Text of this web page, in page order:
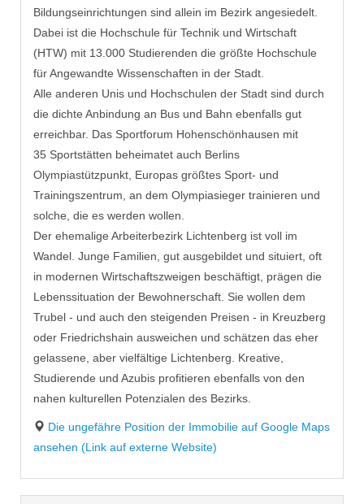
Bildungseinrichtungen sind allein im Bezirk angesiedelt.
Dabei ist die Hochschule für Technik und Wirtschaft
(HTW) mit 13.000 Studierenden die größte Hochschule
für Angewandte Wissenschaften in der Stadt.
Alle anderen Unis und Hochschulen der Stadt sind durch
die dichte Anbindung an Bus und Bahn ebenfalls gut
erreichbar. Das Sportforum Hohenschönhausen mit
35 Sportstätten beheimatet auch Berlins
Olympiastützpunkt, Europas größtes Sport- und
Trainingszentrum, an dem Olympiasieger trainieren und
solche, die es werden wollen.
Der ehemalige Arbeiterbezirk Lichtenberg ist voll im
Wandel. Junge Familien, gut ausgebildet und situiert, oft
in modernen Wirtschaftszweigen beschäftigt, prägen die
Lebenssituation der Bewohnerschaft. Sie wollen dem
Trubel - und auch den steigenden Preisen - in Kreuzberg
oder Friedrichshain ausweichen und schätzen das eher
gelassene, aber vielfältige Lichtenberg. Kreative,
Studierende und Azubis profitieren ebenfalls von den
nahen kulturellen Potenzialen des Bezirks.
Die ungefähre Position der Immobilie auf Google Maps
ansehen (Link auf externe Website)